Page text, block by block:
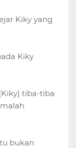
Kiky yang
Kiky
tiba-tiba
bukan